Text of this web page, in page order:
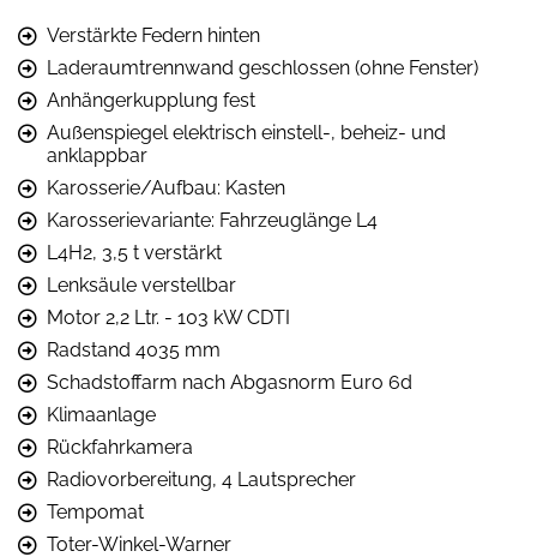
Verstärkte Federn hinten
Laderaumtrennwand geschlossen (ohne Fenster)
Anhängerkupplung fest
Außenspiegel elektrisch einstell-, beheiz- und
anklappbar
Karosserie/Aufbau: Kasten
Karosserievariante: Fahrzeuglänge L4
L4H2, 3,5 t verstärkt
Lenksäule verstellbar
Motor 2,2 Ltr. - 103 kW CDTI
Radstand 4035 mm
Schadstoffarm nach Abgasnorm Euro 6d
Klimaanlage
Rückfahrkamera
Radiovorbereitung, 4 Lautsprecher
Tempomat
Toter-Winkel-Warner